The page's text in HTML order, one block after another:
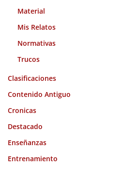
Material
Mis Relatos
Normativas
Trucos
Clasificaciones
Contenido Antiguo
Cronicas
Destacado
Enseñanzas
Entrenamiento